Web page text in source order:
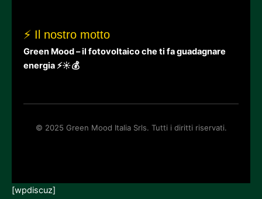
⚡ Il nostro motto
Green Mood – il fotovoltaico che ti fa guadagnare
energia ⚡☀💰
© 2025 Green Mood Italia Srls. Tutti i diritti riservati.
[wpdiscuz]